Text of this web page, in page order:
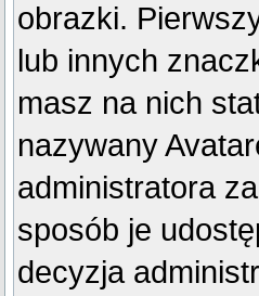
obrazki.
lub innych
masz na nich
nazywany
administratora
sposób je
decyzja